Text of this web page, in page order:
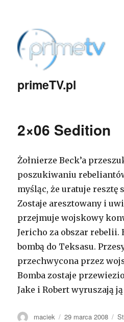
primeTV.pl
2×06 Sedition
Żołnierze Beck’a
poszukiwaniu
myśląc, że uratuje resztę
Zostaje aresztowany i
przejmuje wojskowy
Jericho za obszar
bombą do Teksasu.
przechwycona przez
Bomba zostaje
Jake i Robert wyruszają
Autor
maciek Opublikowano
29 marca 2008